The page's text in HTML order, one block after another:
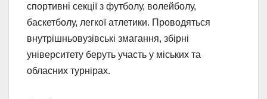
спортивні секції з футболу, волейболу,
баскетболу, легкої атлетики. Проводяться
внутрішньовузівські змагання, збірні
університету беруть участь у міських та
обласних турнірах.